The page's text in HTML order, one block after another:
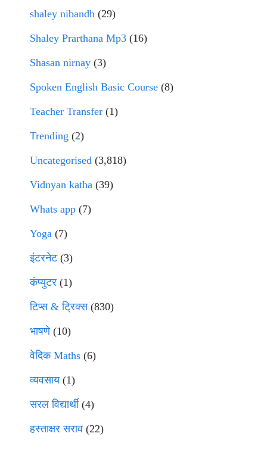
shaley nibandh (29)
Shaley Prarthana Mp3 (16)
Shasan nirnay (3)
Spoken English Basic Course (8)
Teacher Transfer (1)
Trending (2)
Uncategorised (3,818)
Vidnyan katha (39)
Whats app (7)
Yoga (7)
इंटरनेट(3)
कंप्युटर (1)
टिप्स & ट्रिक्स(830)
भाषणे(10)
वेदिक Maths (6)
व्यवसाय(1)
सरल विद्यार्थी(4)
हस्ताक्षर सराव (22)